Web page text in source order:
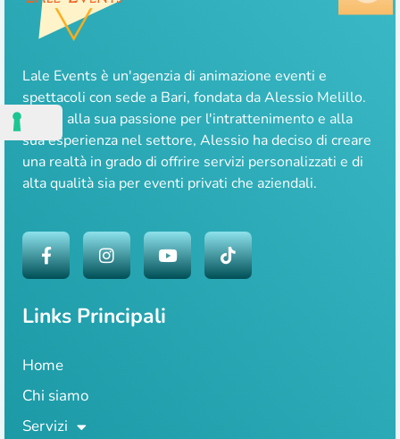
Lale Events è un'agenzia di animazione eventi e
spettacoli con sede a Bari, fondata da Alessio Melillo.
Grazie alla sua passione per l'intrattenimento e alla
sua esperienza nel settore, Alessio ha deciso di creare
una realtà in grado di offrire servizi personalizzati e di
alta qualità sia per eventi privati che aziendali.
Links Principali
Home
Chi siamo
Servizi